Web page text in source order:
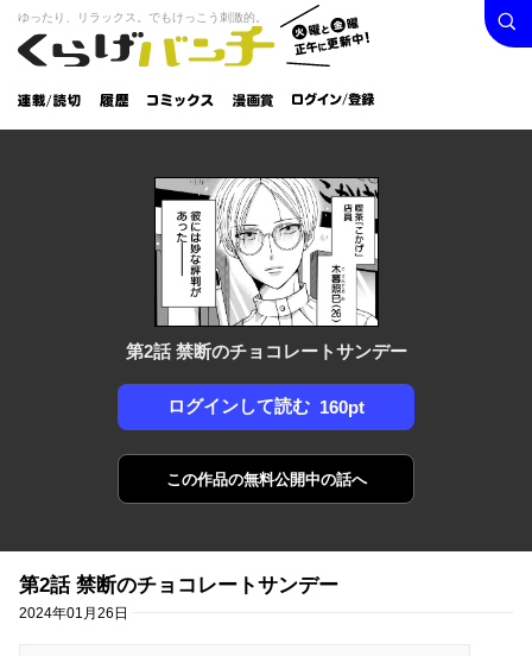
くらげバンチ
火曜と
金曜正
午に更
新中！
ゆったり、リラックス。でもけっこう刺激的。
連載/読
切
履
歴
コミック
漫画
賞
ログイン /
登録
検索
第2話 禁断のチョコレートサンデー
ログインして読む 160pt
この作品の無料公開中の話へ
第2話 禁断のチョコレートサンデー
2024年01月26日